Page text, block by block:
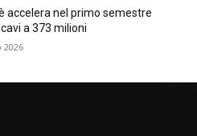
accelera nel primo semestre
a 373 milioni
2026